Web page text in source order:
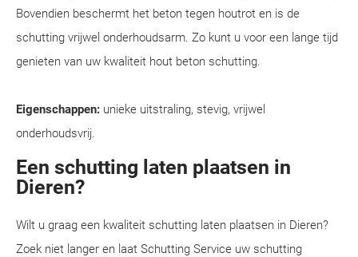
Bovendien beschermt het beton tegen houtrot en is de
schutting vrijwel onderhoudsarm. Zo kunt u voor een lange tijd
genieten van uw kwaliteit hout beton schutting.
Eigenschappen: unieke uitstraling, stevig, vrijwel
onderhoudsvrij.
Een schutting laten plaatsen in
Dieren?
Wilt u graag een kwaliteit schutting laten plaatsen in Dieren?
Zoek niet langer en laat Schutting Service uw schutting